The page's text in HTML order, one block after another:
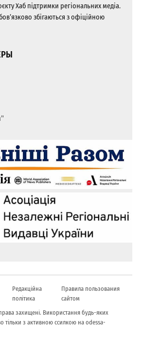
Хаб підтримки регіональних медіа.
збігаються з офіційною
Редакційна
політика
Правила пользования
сайтом
захищені. Використання будь-яких
тільки з активною ссилкою на odessa-